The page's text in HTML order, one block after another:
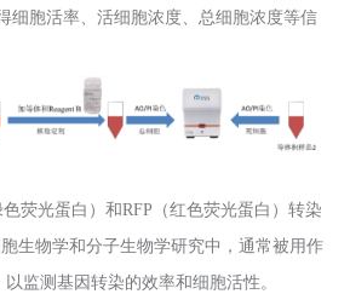
细胞活率、活细胞浓度、总细胞浓度等信
荧光蛋白）和RFP（红色荧光蛋白）转染
生物学和分子生物学研究中，通常被用作
监测基因转染的效率和细胞活性。